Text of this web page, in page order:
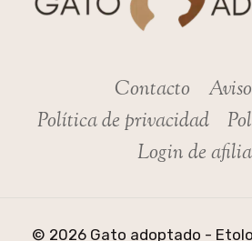
Contacto
Política de privacidad
Login de
© 2026 Gato adoptado -